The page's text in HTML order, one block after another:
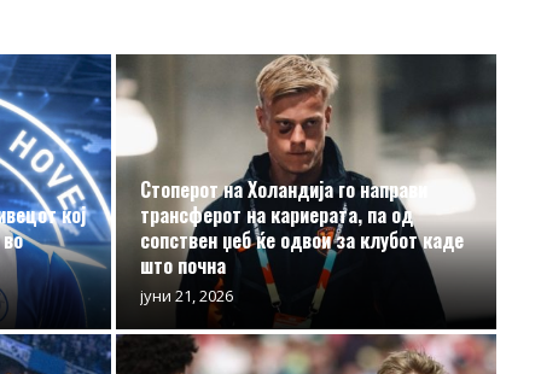
кој
Стоперот на Холандија го направи
трансферот на кариерата, па од
сопствен џеб ќе одвои за клубот каде
што почна
јуни 21, 2026